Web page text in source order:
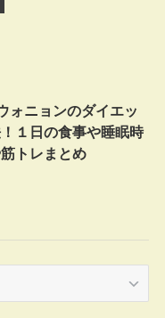
ォニョンのダイエッ
！１日の食事や睡眠時
トレまとめ